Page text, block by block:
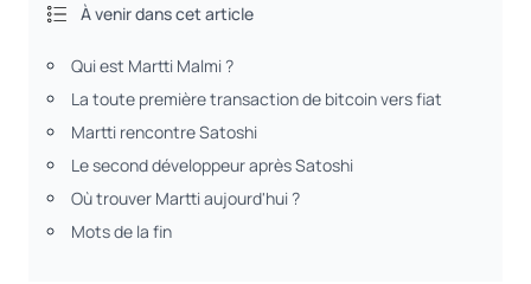
À venir dans cet article
Qui est Martti Malmi ?
La toute première transaction de bitcoin vers fiat
Martti rencontre Satoshi
Le second développeur après Satoshi
Où trouver Martti aujourd'hui ?
Mots de la fin